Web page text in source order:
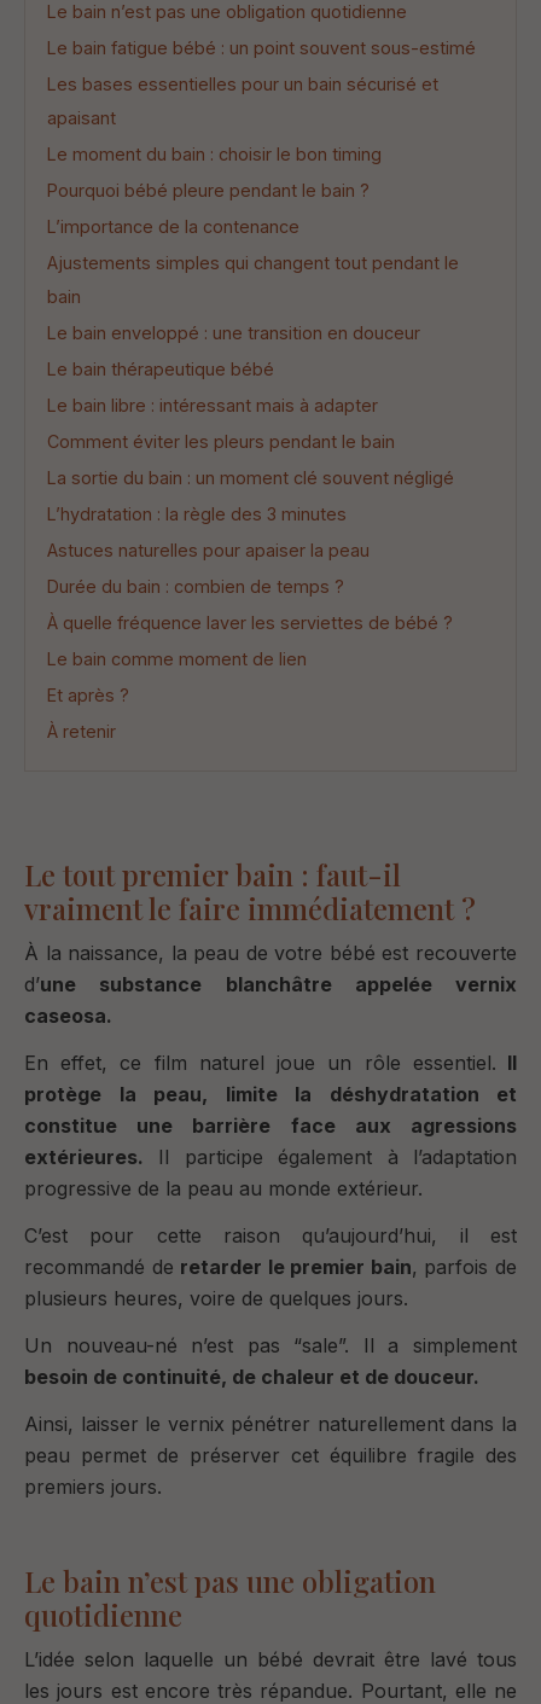
Le bain n’est pas une obligation quotidienne
Le bain fatigue bébé : un point souvent sous-estimé
Les bases essentielles pour un bain sécurisé et
apaisant
Le moment du bain : choisir le bon timing
Pourquoi bébé pleure pendant le bain ?
L’importance de la contenance
Ajustements simples qui changent tout pendant le
bain
Le bain enveloppé : une transition en douceur
Le bain thérapeutique bébé
Le bain libre : intéressant mais à adapter
Comment éviter les pleurs pendant le bain
La sortie du bain : un moment clé souvent négligé
L’hydratation : la règle des 3 minutes
Astuces naturelles pour apaiser la peau
Durée du bain : combien de temps ?
À quelle fréquence laver les serviettes de bébé ?
Le bain comme moment de lien
Et après ?
À retenir
Le tout premier bain : faut-il
vraiment le faire immédiatement ?
À la naissance, la peau de votre bébé est recouverte
d’une substance blanchâtre appelée vernix
caseosa.
En effet, ce film naturel joue un rôle essentiel. Il
protège la peau, limite la déshydratation et
constitue une barrière face aux agressions
extérieures. Il participe également à l’adaptation
progressive de la peau au monde extérieur.
C’est pour cette raison qu’aujourd’hui, il est
recommandé de retarder le premier bain, parfois de
plusieurs heures, voire de quelques jours.
Un nouveau-né n’est pas “sale”. Il a simplement
besoin de continuité, de chaleur et de douceur.
Ainsi, laisser le vernix pénétrer naturellement dans la
peau permet de préserver cet équilibre fragile des
premiers jours.
Le bain n’est pas une obligation
quotidienne
L’idée selon laquelle un bébé devrait être lavé tous
les jours est encore très répandue. Pourtant, elle ne